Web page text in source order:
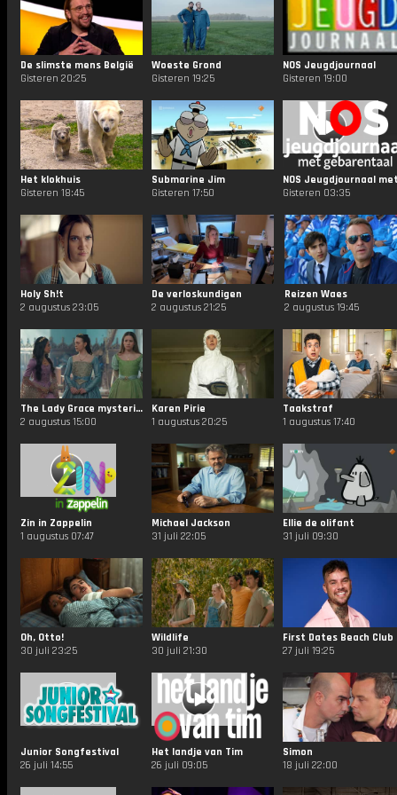
De slimste mens België
Gisteren 20:25
Woeste Grond
Gisteren 19:25
NOS Jeugdjournaal
Gisteren 19:00
Het klokhuis
Gisteren 18:45
Submarine Jim
Gisteren 17:50
Gisteren 03:35
Holy Sh!t
2 augustus 23:05
De verloskundigen
2 augustus 21:25
Reizen Waes
2 augustus 19:45
The Lady Grace mysteries
2 augustus 15:00
Karen Pirie
1 augustus 20:25
Taakstraf
1 augustus 17:40
Zin in Zappelin
1 augustus 07:47
Michael Jackson
31 juli 22:05
Ellie de olifant
31 juli 09:30
Oh, Otto!
30 juli 23:25
Wildlife
30 juli 21:30
First Dates Beach Club
27 juli 19:25
Junior Songfestival
26 juli 14:55
Het landje van Tim
26 juli 09:05
Simon
18 juli 22:00